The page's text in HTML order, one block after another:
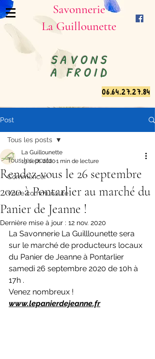
Savonnerie
La Guillounette
SAVONS
A FROID
06.64.27.27.84
Post
Tous les posts
Commencer
Votre communauté
Tous les posts
Rendez-vous le 26 septembre
2020 à Pontarlier au marché du
Panier de Jeanne !
La Guillounette
19 sept. 20201 min de lecture
Dernière mise à jour : 12 nov. 2020
La Savonnerie La Guilllounette sera
sur le marché de producteurs locaux
du Panier de Jeanne à Pontarlier
samedi 26 septembre 2020 de 10h à
17h .
Venez nombreux !
www.lepanierdejeanne.fr